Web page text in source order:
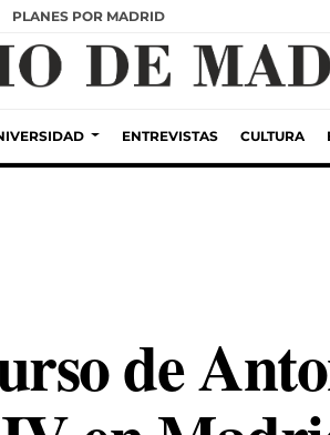
PLANES POR MADRID
ENTREVISTAS CULTURA
de